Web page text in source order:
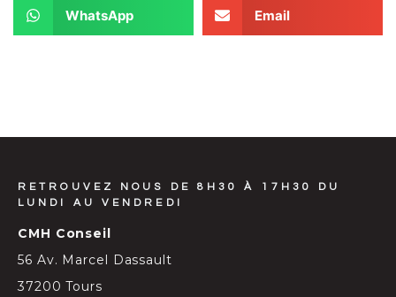
WhatsApp Email
RETROUVEZ NOUS DE 8H30 À 17H30 DU
LUNDI AU VENDREDI
CMH Conseil
56 Av. Marcel Dassault
37200 Tours